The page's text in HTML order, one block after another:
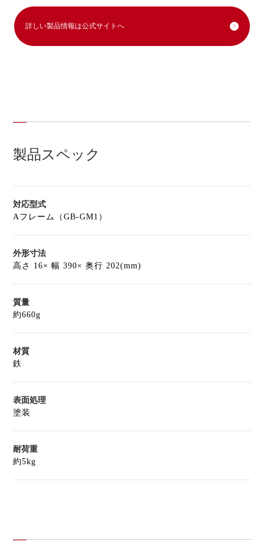
詳しい製品情報は公式サイトへ
製品スペック
対応型式
Aフレーム（GB-GM1）
外形寸法
高さ 16× 幅 390× 奥行 202(mm)
質量
約660g
材質
鉄
表面処理
塗装
耐荷重
約5kg